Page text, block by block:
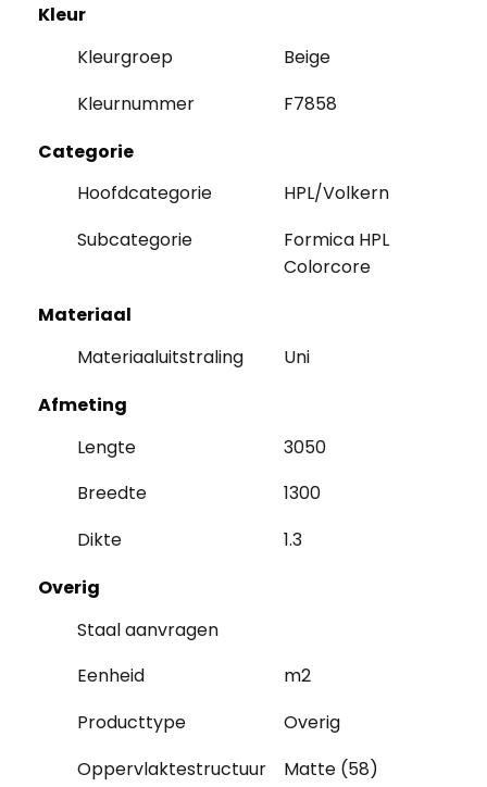
Kleur
Kleurgroep
Beige
Kleurnummer
F7858
Categorie
Hoofdcategorie
HPL/Volkern
Subcategorie
Formica HPL
Colorcore
Materiaal
Materiaaluitstraling
Uni
Afmeting
Lengte
3050
Breedte
1300
Dikte
1.3
Overig
Staal aanvragen
Eenheid
m2
Producttype
Overig
Oppervlaktestructuur
Matte (58)